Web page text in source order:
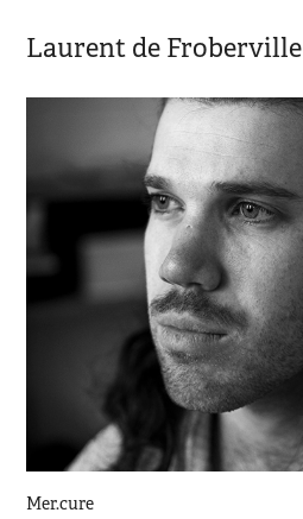
Laurent de Froberville
Mer.cure